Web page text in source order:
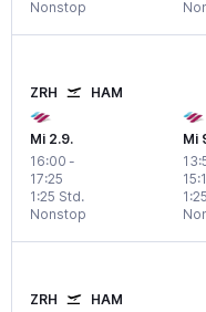
Nonstop
ZRH HAM
Mi 2.9.
16:00 -
17:25
Nonstop
1:25 Std.
Mi
ZRH HAM